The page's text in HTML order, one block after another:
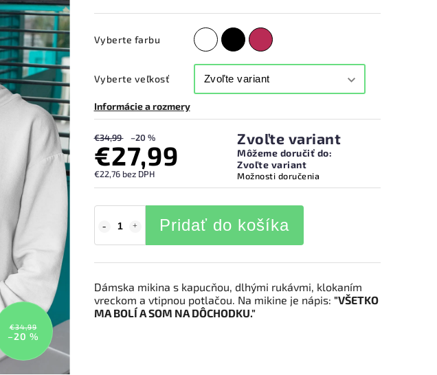
€34,99
–20 %
Vyberte farbu
Vyberte veľkosť
Informácie a rozmery
€34,99 –20 %
€27,99
€22,76 bez DPH
Zvoľte variant
Môžeme doručiť do:
Zvoľte variant
Možnosti doručenia
Pridať do košíka
Dámska mikina s kapucňou, dlhými rukávmi, klokaním
vreckom a vtipnou potlačou. Na mikine je nápis: "VŠETKO
MA BOLÍ A SOM NA DÔCHODKU."